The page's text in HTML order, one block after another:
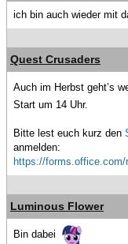
ich bin auch wieder mit
Quest Crusaders
Auch im Herbst geht’s
Start um 14 Uhr.
Bitte lest euch kurz den
anmelden:
https://
Luminous Flower
Bin dabei